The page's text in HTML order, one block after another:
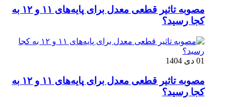
مصوبه تاثیر قطعی معدل برای پایه‌های ۱۱ و ۱۲ به
کجا رسید؟
01 دی 1404
مصوبه تاثیر قطعی معدل برای پایه‌های ۱۱ و ۱۲ به
کجا رسید؟